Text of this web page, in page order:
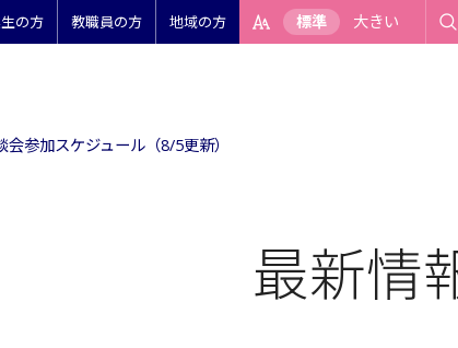
の方 教職員の方 地域の方 標準 大きい
会参加スケジュール（8/5更新）
最新情